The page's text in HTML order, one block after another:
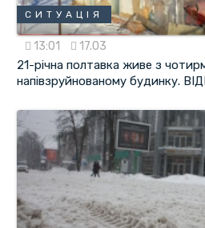
СИТУАЦІЯ
13:01 17.03
21-річна полтавка живе з
напівзруйнованому будинку.